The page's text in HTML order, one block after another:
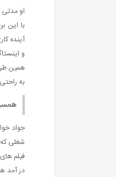
او
با این
آینده
و
به
جواد
شغلی
فیلم
در آمد